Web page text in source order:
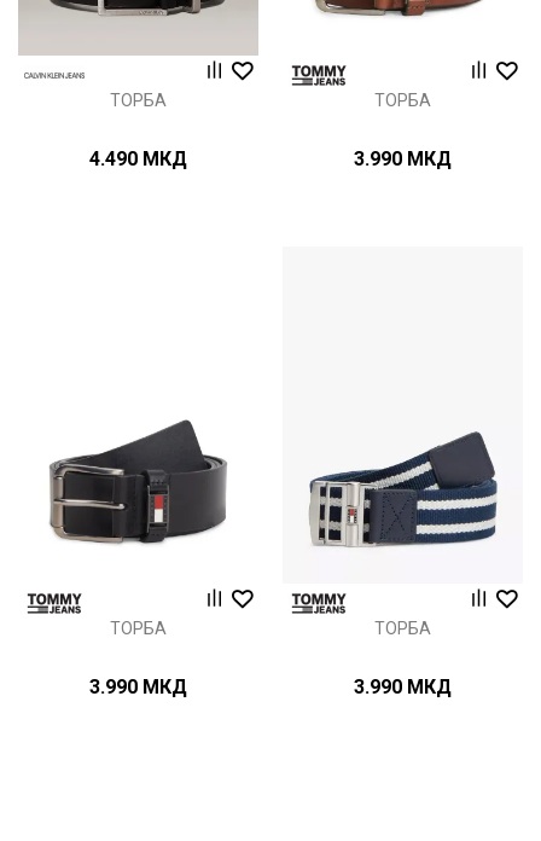
ТОРБА
4.490 МКД
ТОРБА
3.990 МКД
ТОРБА
3.990 МКД
ТОРБА
3.990 МКД